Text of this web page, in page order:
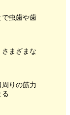
で虫歯や歯
さまざまな
周りの筋力
る